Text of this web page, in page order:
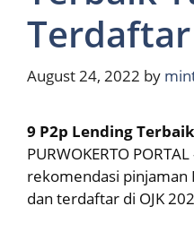
August 24, 2022 by
9 P2p Lending
PURWOKERTO
rekomendasi pinjaman
dan terdaftar di OJK